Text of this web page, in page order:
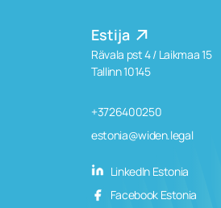
Estija
Rävala pst 4 / Laikmaa 15
Tallinn 10145
+3726400250
estonia@widen.legal
LinkedIn Estonia
Facebook Estonia